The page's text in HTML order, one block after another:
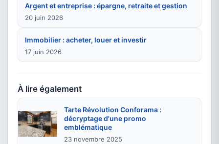
Argent et entreprise : épargne, retraite et gestion
20 juin 2026
Immobilier : acheter, louer et investir
17 juin 2026
À lire également
Tarte Révolution Conforama :
décryptage d'une promo
emblématique
23 novembre 2025